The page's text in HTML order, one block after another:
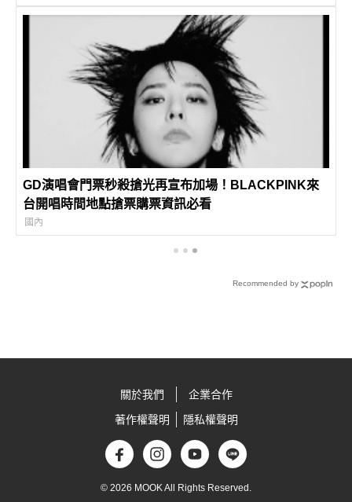
GD演唱會門票秒殺搶光再宣布加場！BLACKPINK來
台開唱時間地點搶票購票資訊必看
國內
Recommended by
關於我們
企業合作
著作權聲明
隱私權聲明
© 2026 MOOK All Rights Reserved.